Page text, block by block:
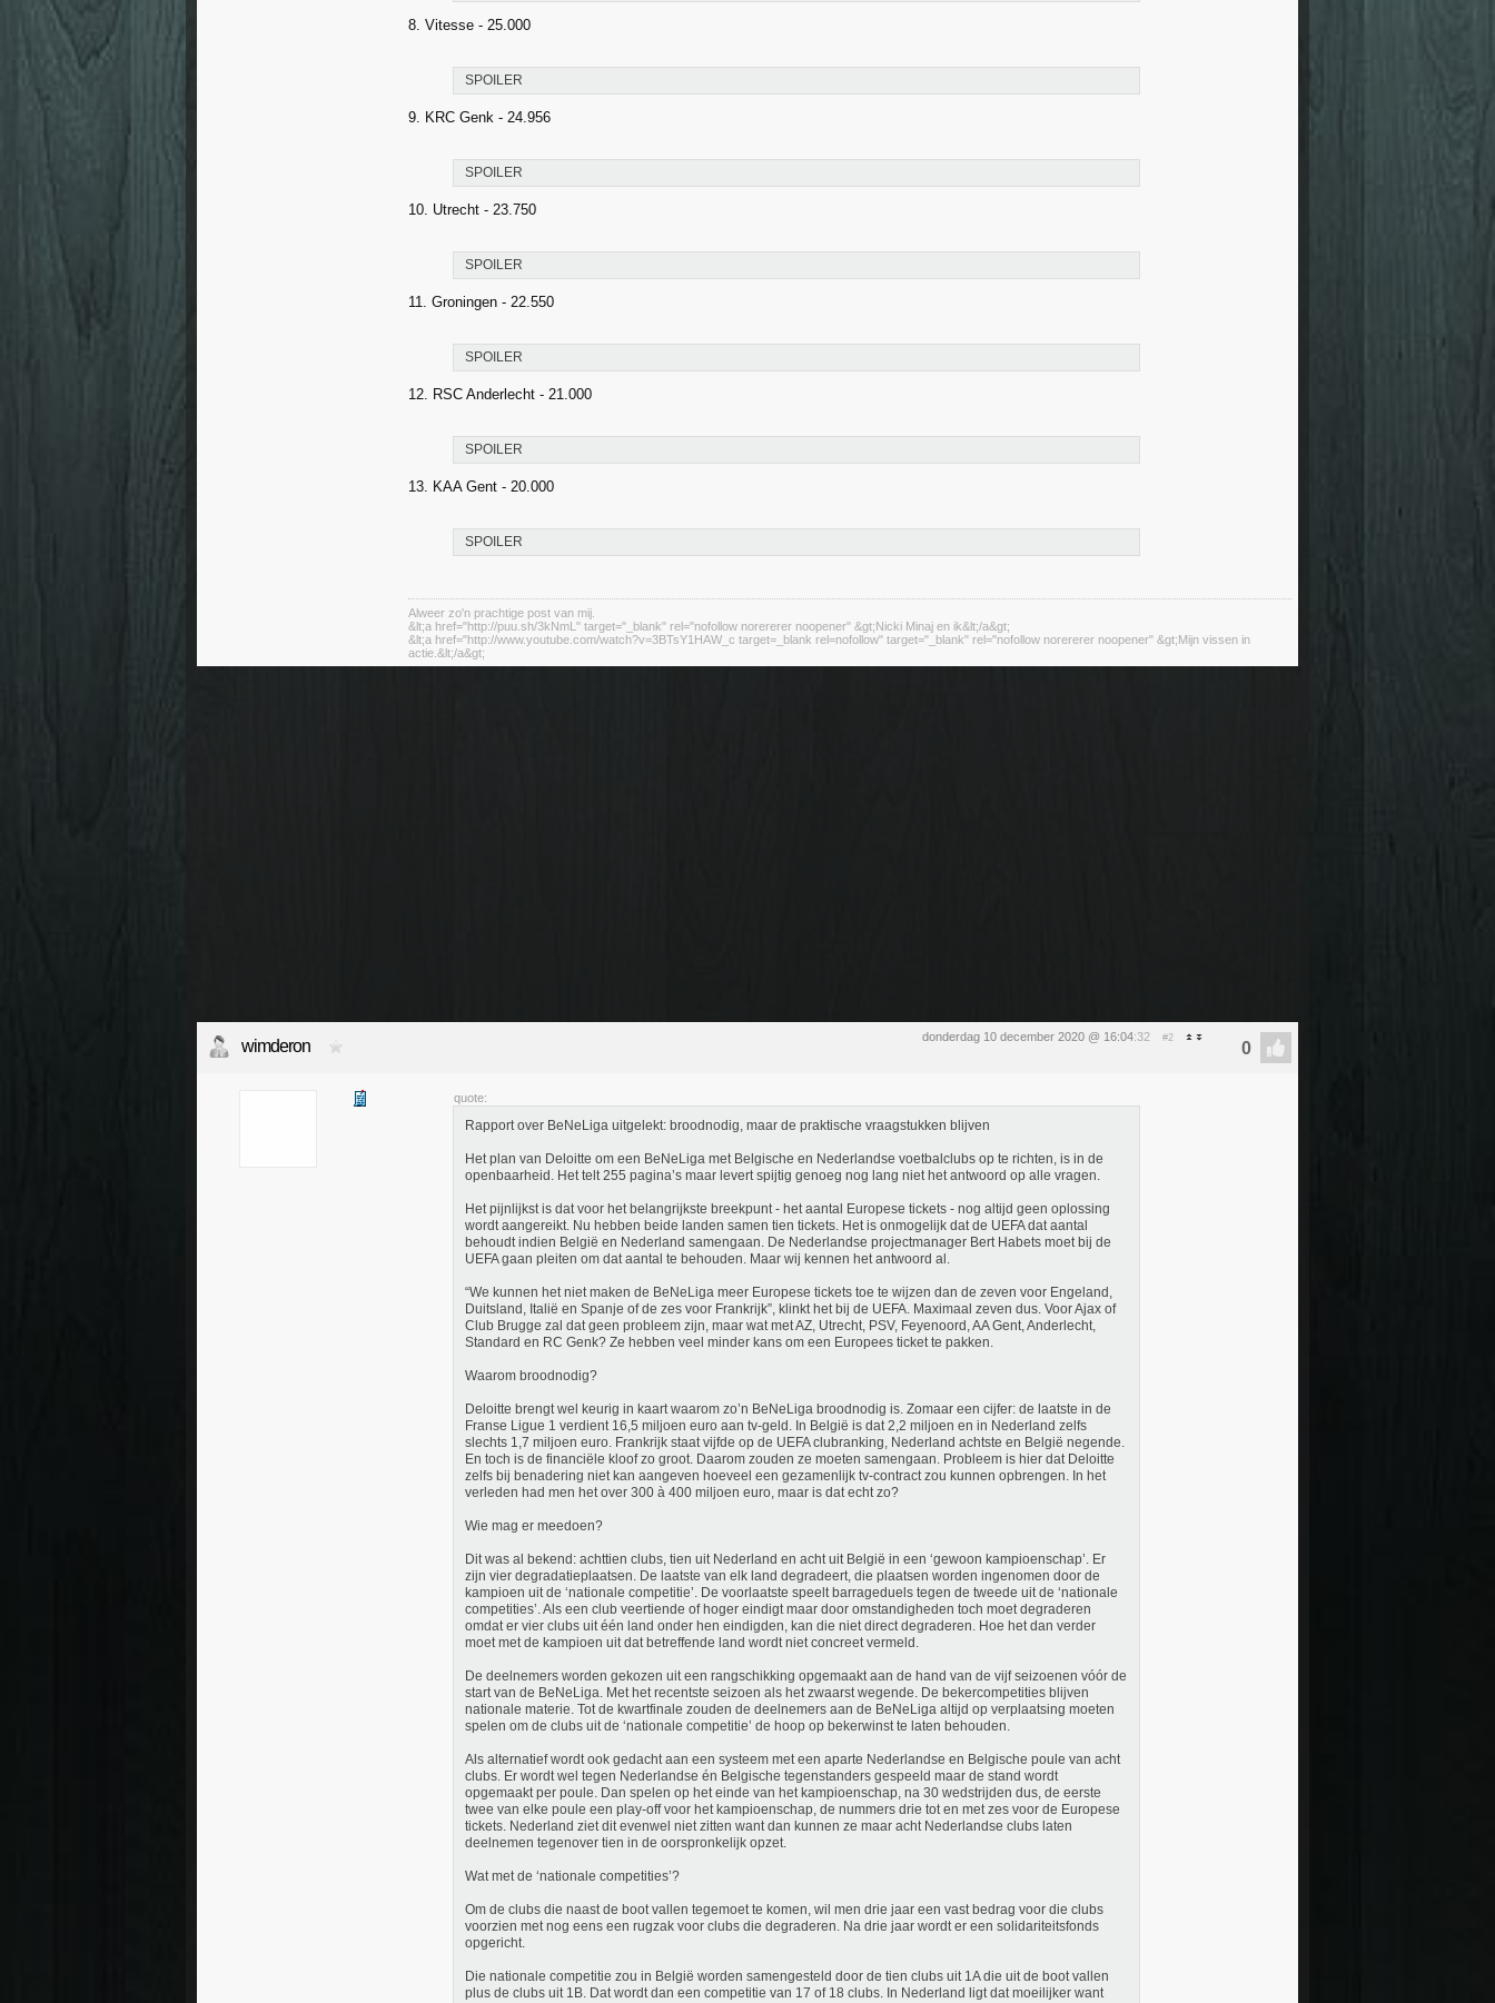
8. Vitesse - 25.000
SPOILER
9. KRC Genk - 24.956
SPOILER
10. Utrecht - 23.750
SPOILER
11. Groningen - 22.550
SPOILER
12. RSC Anderlecht - 21.000
SPOILER
13. KAA Gent - 20.000
SPOILER
Alweer zo'n prachtige post van mij.
&lt;a href="http://puu.sh/3kNmL" target="_blank" rel="nofollow norererer noopener" &gt;Nicki Minaj en ik&lt;/a&gt;
&lt;a href="http://www.youtube.com/watch?v=3BTsY1HAW_c target=_blank rel=nofollow" target="_blank" rel="nofollow norererer noopener" &gt;Mijn vissen in
actie.&lt;/a&gt;
donderdag 10 december 2020 @ 16:04:32 #2
wimderon
quote:
Rapport over BeNeLiga uitgelekt: broodnodig, maar de praktische vraagstukken blijven
Het plan van Deloitte om een BeNeLiga met Belgische en Nederlandse voetbalclubs op te richten, is in de
openbaarheid. Het telt 255 pagina’s maar levert spijtig genoeg nog lang niet het antwoord op alle vragen.
Het pijnlijkst is dat voor het belangrijkste breekpunt - het aantal Europese tickets - nog altijd geen oplossing
wordt aangereikt. Nu hebben beide landen samen tien tickets. Het is onmogelijk dat de UEFA dat aantal
behoudt indien België en Nederland samengaan. De Nederlandse projectmanager Bert Habets moet bij de
UEFA gaan pleiten om dat aantal te behouden. Maar wij kennen het antwoord al.
“We kunnen het niet maken de BeNeLiga meer Europese tickets toe te wijzen dan de zeven voor Engeland,
Duitsland, Italië en Spanje of de zes voor Frankrijk”, klinkt het bij de UEFA. Maximaal zeven dus. Voor Ajax of
Club Brugge zal dat geen probleem zijn, maar wat met AZ, Utrecht, PSV, Feyenoord, AA Gent, Anderlecht,
Standard en RC Genk? Ze hebben veel minder kans om een Europees ticket te pakken.
Waarom broodnodig?
Deloitte brengt wel keurig in kaart waarom zo’n BeNeLiga broodnodig is. Zomaar een cijfer: de laatste in de
Franse Ligue 1 verdient 16,5 miljoen euro aan tv-geld. In België is dat 2,2 miljoen en in Nederland zelfs
slechts 1,7 miljoen euro. Frankrijk staat vijfde op de UEFA clubranking, Nederland achtste en België negende.
En toch is de financiële kloof zo groot. Daarom zouden ze moeten samengaan. Probleem is hier dat Deloitte
zelfs bij benadering niet kan aangeven hoeveel een gezamenlijk tv-contract zou kunnen opbrengen. In het
verleden had men het over 300 à 400 miljoen euro, maar is dat echt zo?
Wie mag er meedoen?
Dit was al bekend: achttien clubs, tien uit Nederland en acht uit België in een ‘gewoon kampioenschap’. Er
zijn vier degradatieplaatsen. De laatste van elk land degradeert, die plaatsen worden ingenomen door de
kampioen uit de ‘nationale competitie’. De voorlaatste speelt barrageduels tegen de tweede uit de ‘nationale
competities’. Als een club veertiende of hoger eindigt maar door omstandigheden toch moet degraderen
omdat er vier clubs uit één land onder hen eindigden, kan die niet direct degraderen. Hoe het dan verder
moet met de kampioen uit dat betreffende land wordt niet concreet vermeld.
De deelnemers worden gekozen uit een rangschikking opgemaakt aan de hand van de vijf seizoenen vóór de
start van de BeNeLiga. Met het recentste seizoen als het zwaarst wegende. De bekercompetities blijven
nationale materie. Tot de kwartfinale zouden de deelnemers aan de BeNeLiga altijd op verplaatsing moeten
spelen om de clubs uit de ‘nationale competitie’ de hoop op bekerwinst te laten behouden.
Als alternatief wordt ook gedacht aan een systeem met een aparte Nederlandse en Belgische poule van acht
clubs. Er wordt wel tegen Nederlandse én Belgische tegenstanders gespeeld maar de stand wordt
opgemaakt per poule. Dan spelen op het einde van het kampioenschap, na 30 wedstrijden dus, de eerste
twee van elke poule een play-off voor het kampioenschap, de nummers drie tot en met zes voor de Europese
tickets. Nederland ziet dit evenwel niet zitten want dan kunnen ze maar acht Nederlandse clubs laten
deelnemen tegenover tien in de oorspronkelijk opzet.
Wat met de ‘nationale competities’?
Om de clubs die naast de boot vallen tegemoet te komen, wil men drie jaar een vast bedrag voor die clubs
voorzien met nog eens een rugzak voor clubs die degraderen. Na drie jaar wordt er een solidariteitsfonds
opgericht.
Die nationale competitie zou in België worden samengesteld door de tien clubs uit 1A die uit de boot vallen
plus de clubs uit 1B. Dat wordt dan een competitie van 17 of 18 clubs. In Nederland ligt dat moeilijker want